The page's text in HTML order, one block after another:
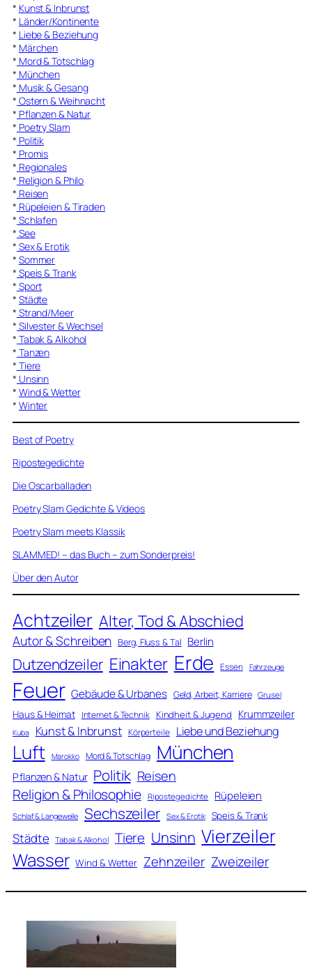
* Kunst & Inbrunst
* Länder/Kontinente
* Liebe & Beziehung
* Märchen
* Mord & Totschlag
* München
* Musik & Gesang
* Ostern & Weihnacht
* Pflanzen & Natur
* Poetry Slam
* Politik
* Promis
* Regionales
* Religion & Philo
* Reisen
* Rüpeleien & Tiraden
* Schlafen
* See
* Sex & Erotik
* Sommer
* Speis & Trank
* Sport
* Städte
* Strand/Meer
* Silvester & Wechsel
* Tabak & Alkohol
* Tanzen
* Tiere
* Unsinn
* Wind & Wetter
* Winter
Best of Poetry
Ripostegedichte
Die Oscarballaden
Poetry Slam Gedichte & Videos
Poetry Slam meets Klassik
SLAMMED! – das Buch – zum Sonderpreis!
Über den Autor
Achtzeiler Alter, Tod & Abschied
Autor & Schreiben Berg, Fluss & Tal Berlin
Dutzendzeiler Einakter Erde Essen Fahrzeuge
Feuer Gebäude & Urbanes Geld, Arbeit, Karriere Grusel
Haus & Heimat Internet & Technik Kindheit & Jugend Krummzeiler
Kuba Kunst & Inbrunst Körperteile Liebe und Beziehung
Luft Marokko Mord & Totschlag München
Pflanzen & Natur Politik Reisen
Religion & Philosophie Ripostegedichte Rüpeleien
Schlaf & Langeweile Sechszeiler Sex & Erotik Speis & Trank
Städte Tabak & Alkohol Tiere Unsinn Vierzeiler
Wasser Wind & Wetter Zehnzeiler Zweizeiler